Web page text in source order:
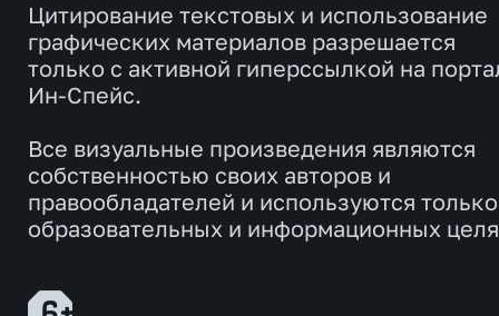
Цитирование текстовых и использование
графических материалов разрешается
только с активной гиперссылкой на
Ин-Спейс.
Все визуальные произведения являются
собственностью своих авторов и
правообладателей и используются
образовательных и информационных